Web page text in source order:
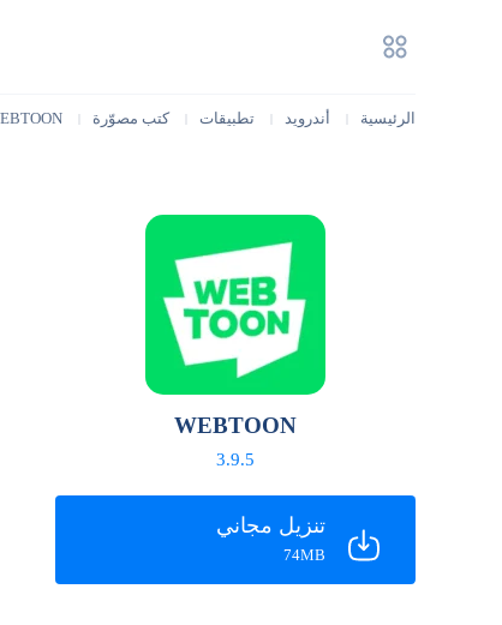
الرئيسية أندرويد تطبيقات كتب مصوّرة
WEBTOON
3.9.5
تنزيل مجاني
74MB